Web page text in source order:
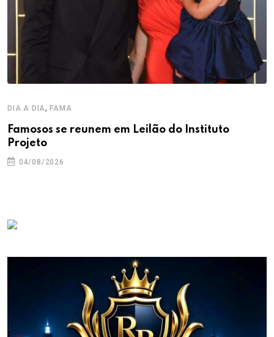
DIA A DIA,FAMA
Famosos se reunem em Leilão do Instituto
Projeto
04/08/2026